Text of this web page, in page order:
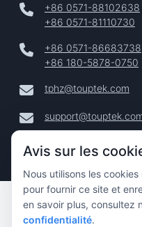
+86 0571-88102638
+86 0571-81110730
+86 0571-86683738
+86 180-5878-0750
tphz@touptek.com
Copyright © 2024–2026
Avis sur les
Nous utilisons les
pour fournir ce site et
en savoir plus, consultez
confidentialité.